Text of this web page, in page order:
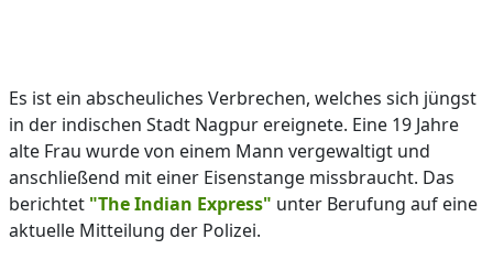
Es ist ein abscheuliches Verbrechen, welches sich jüngst
in der indischen Stadt Nagpur ereignete. Eine 19 Jahre
alte Frau wurde von einem Mann vergewaltigt und
anschließend mit einer Eisenstange missbraucht. Das
berichtet "The Indian Express" unter Berufung auf eine
aktuelle Mitteilung der Polizei.